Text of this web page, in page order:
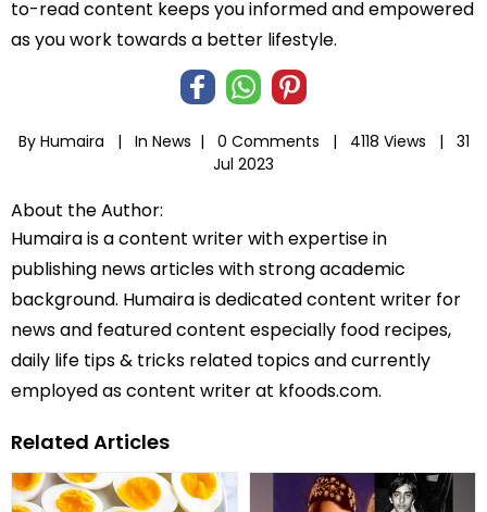
to-read content keeps you informed and empowered
as you work towards a better lifestyle.
By Humaira | In News | 0 Comments | 4118 Views |
31
Jul 2023
About the Author:
Humaira is a content writer with expertise in
publishing news articles with strong academic
background. Humaira is dedicated content writer for
news and featured content especially food recipes,
daily life tips & tricks related topics and currently
employed as content writer at kfoods.com.
Related Articles